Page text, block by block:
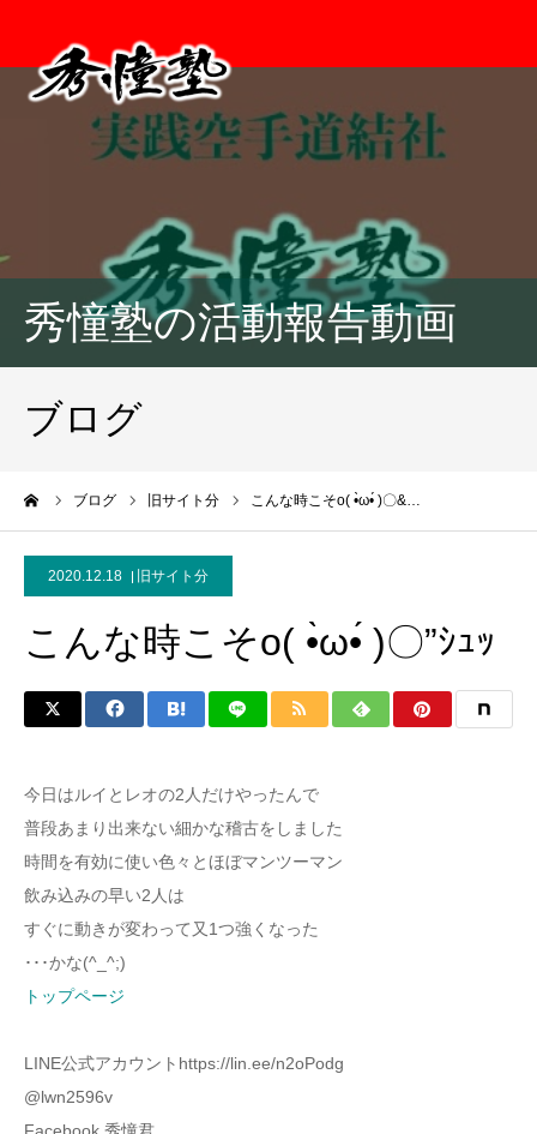
秀憧塾の活動報告動画
ブログ
ブログ 旧サイト分 こんな時こそo( •̀ω•́ )〇&…
2020.12.18 旧サイト分
こんな時こそo( •̀ω•́ )〇”ｼｭｯ
今日はルイとレオの2人だけやったんで
普段あまり出来ない細かな稽古をしました
時間を有効に使い色々とほぼマンツーマン
飲み込みの早い2人は
すぐに動きが変わって又1つ強くなった
･･･かな(^_^;)
トップページ
LINE公式アカウントhttps://lin.ee/n2oPodg
@lwn2596v